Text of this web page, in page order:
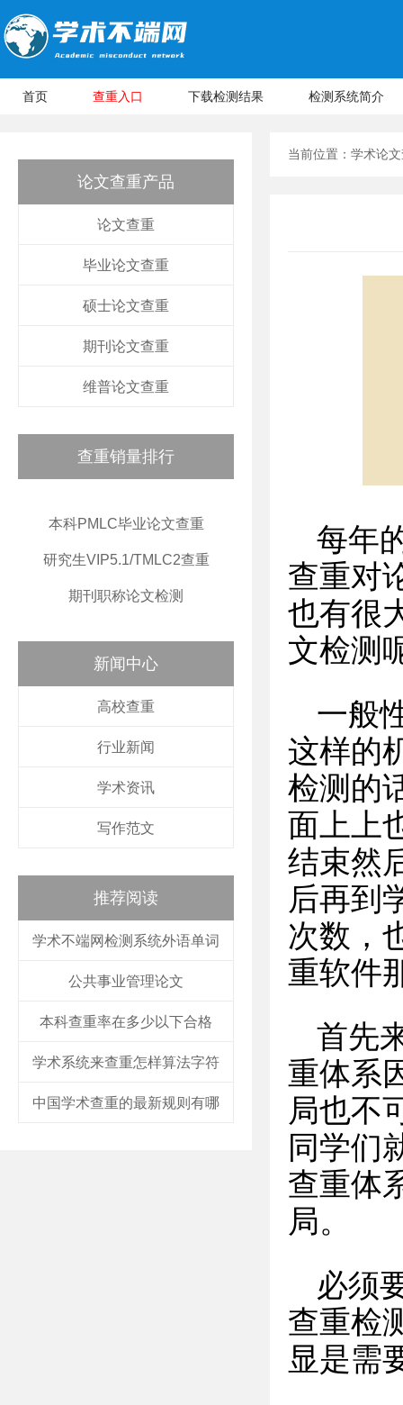
首页 查重入口 下载检测结果 检测系统简介
论文查重产品
论文查重
毕业论文查重
硕士论文查重
期刊论文查重
维普论文查重
查重销量排行
本科PMLC毕业论文查重
研究生VIP5.1/TMLC2查重
期刊职称论文检测
新闻中心
高校查重
行业新闻
学术资讯
写作范文
推荐阅读
学术不端网检测系统外语单词
公共事业管理论文
本科查重率在多少以下合格
学术系统来查重怎样算法字符
中国学术查重的最新规则有哪
当前位置： 学术论
每年
查重对
也有很
文检测
一般
这样的
检测的
面上上
结束然
后再到
次数，
重软件
首先
重体系
局也不
同学们
查重体
局。
必须
查重检
显是需